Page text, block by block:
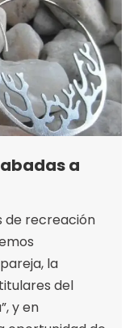
a
de recreación
la
del
y en